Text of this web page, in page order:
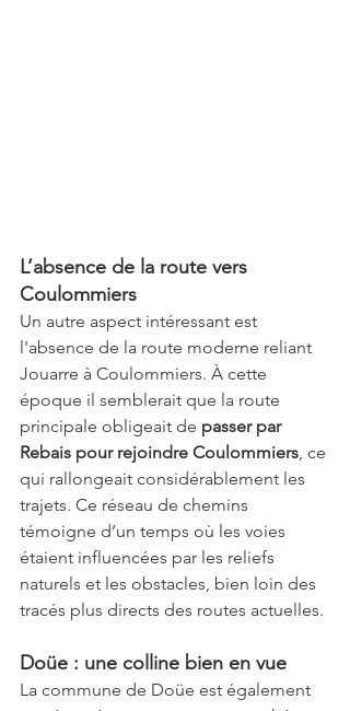
L’absence de la route vers
Coulommiers
Un autre aspect intéressant est
l'absence de la route moderne reliant
Jouarre à Coulommiers. À cette
époque il semblerait que la route
principale obligeait de passer par
Rebais pour rejoindre Coulommiers, ce
qui rallongeait considérablement les
trajets. Ce réseau de chemins
témoigne d’un temps où les voies
étaient influencées par les reliefs
naturels et les obstacles, bien loin des
tracés plus directs des routes actuelles.
Doüe : une colline bien en vue
La commune de Doüe est également